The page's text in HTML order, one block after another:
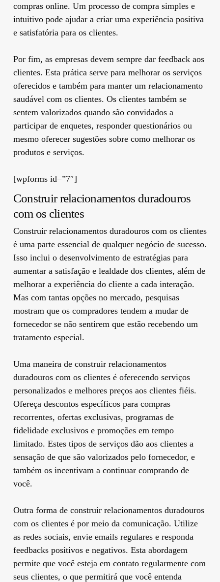
compras online. Um processo de compra simples e
intuitivo pode ajudar a criar uma experiência positiva
e satisfatória para os clientes.
Por fim, as empresas devem sempre dar feedback aos
clientes. Esta prática serve para melhorar os serviços
oferecidos e também para manter um relacionamento
saudável com os clientes. Os clientes também se
sentem valorizados quando são convidados a
participar de enquetes, responder questionários ou
mesmo oferecer sugestões sobre como melhorar os
produtos e serviços.
[wpforms id=”7″]
Construir relacionamentos duradouros
com os clientes
Construir relacionamentos duradouros com os clientes
é uma parte essencial de qualquer negócio de sucesso.
Isso inclui o desenvolvimento de estratégias para
aumentar a satisfação e lealdade dos clientes, além de
melhorar a experiência do cliente a cada interação.
Mas com tantas opções no mercado, pesquisas
mostram que os compradores tendem a mudar de
fornecedor se não sentirem que estão recebendo um
tratamento especial.
Uma maneira de construir relacionamentos
duradouros com os clientes é oferecendo serviços
personalizados e melhores preços aos clientes fiéis.
Ofereça descontos específicos para compras
recorrentes, ofertas exclusivas, programas de
fidelidade exclusivos e promoções em tempo
limitado. Estes tipos de serviços dão aos clientes a
sensação de que são valorizados pelo fornecedor, e
também os incentivam a continuar comprando de
você.
Outra forma de construir relacionamentos duradouros
com os clientes é por meio da comunicação. Utilize
as redes sociais, envie emails regulares e responda
feedbacks positivos e negativos. Esta abordagem
permite que você esteja em contato regularmente com
seus clientes, o que permitirá que você entenda